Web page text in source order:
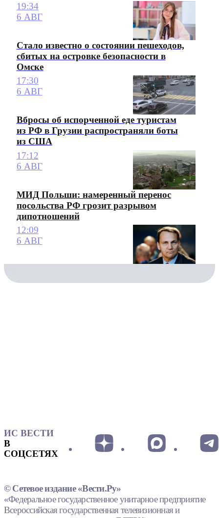
19:34
6 АВГ
Стало известно о состоянии пешеходов,
сбитых на островке безопасности в
Омске
17:30
6 АВГ
Вбросы об испорченной еде туристам
из РФ в Грузии распространяли боты
из США
17:12
6 АВГ
МИД Польши: намеренный перенос
посольства РФ грозит разрывом
дипотношений
12:09
6 АВГ
ИС ВЕСТИ
В
СОЦСЕТЯХ
© Сетевое издание «Вести.Ру»
«Федеральное государственное унитарное предприятие
Всероссийская государственная телевизионная и